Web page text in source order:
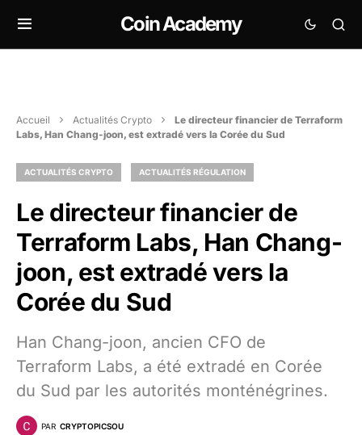
Coin Academy
Accueil Actualités Crypto
Le directeur financier de Terraform
Labs, Han Chang-joon, est extradé vers la Corée du Sud
ACTUALITÉS CRYPTO ACTUALITÉS RÉGULATION
Le directeur financier de
Terraform Labs, Han Chang-
joon, est extradé vers la
Corée du Sud
Han Chang-joon, ancien CFO de
Terraform Labs, a été extradé en Corée
du Sud par les autorités monténégrines.
PAR CRYPTOPICSOU